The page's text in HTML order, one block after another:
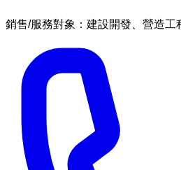
銷售/服務對象：建設開發、營造工